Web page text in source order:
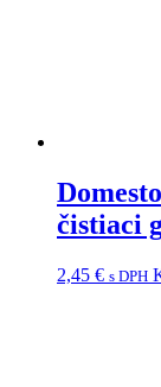
čistiaci
2,45 € s DPH